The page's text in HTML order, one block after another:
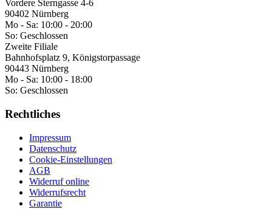
Vordere Sterngasse 4-6
90402 Nürnberg
Mo - Sa: 10:00 - 20:00
So: Geschlossen
Zweite Filiale
Bahnhofsplatz 9, Königstorpassage
90443 Nürnberg
Mo - Sa: 10:00 - 18:00
So: Geschlossen
Rechtliches
Impressum
Datenschutz
Cookie-Einstellungen
AGB
Widerruf online
Widerrufsrecht
Garantie